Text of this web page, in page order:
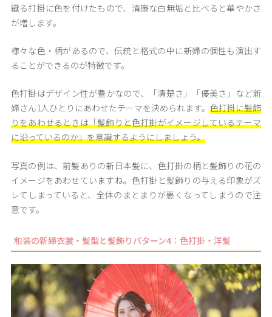
織る打掛に色を付けたもので、清廉な白無垢と比べると華やかさ
が増します。
様々な色・柄があるので、伝統と格式の中に新婦の個性も演出す
ることができるのが特徴です。
色打掛はデザイン性が豊かなので、「清楚さ」「優美さ」など新
婦さん1人ひとりにあわせたテーマを決められます。色打掛に髪飾
りをあわせるときは「髪飾りと色打掛がイメージしているテーマ
に沿っているのか」を意識するようにしましょう。
写真の例は、前髪ありの新日本髪に、色打掛の柄と髪飾りの花の
イメージをあわせていますね。色打掛と髪飾りの与える印象がズ
レてしまっていると、全体のまとまりが悪くなってしまうので注
意です。
和装の新婦衣裳・髪型と髪飾りパターン4：色打掛・洋髪